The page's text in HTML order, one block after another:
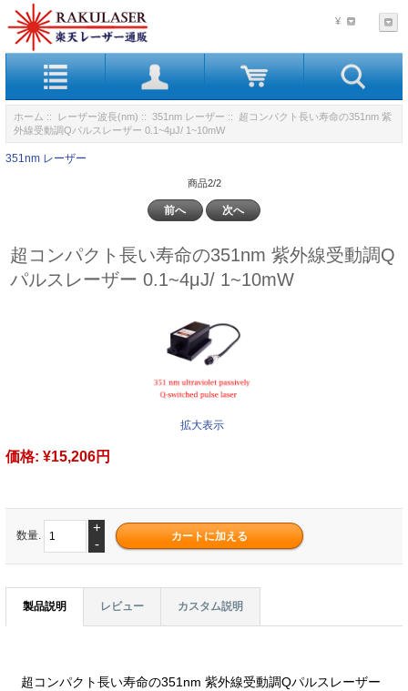
¥
ホーム :: レーザー波長(nm) :: 351nm レーザー :: 超コンパクト長い寿命の351nm 紫
外線受動調Qパルスレーザー 0.1~4μJ/ 1~10mW
351nm レーザー
商品2/2
前へ 次へ
超コンパクト長い寿命の351nm 紫外線受動調Q
パルスレーザー 0.1~4μJ/ 1~10mW
拡大表示
価格: ¥15,206円
数量.
+
-
製品説明 レビュー カスタム説明
超コンパクト長い寿命の351nm 紫外線受動調Qパルスレーザー